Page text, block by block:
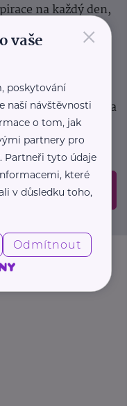
na každý den,
Takový je
se k jeho
vám pomohou
rodinný život.
článcích, akcích a
odběr ve vaší e-
Odeslat
×
vaše
poskytování
naší návštěvnosti
o tom, jak
partnery pro
Partneři tyto údaje
které
v důsledku toho,
Odmítnout